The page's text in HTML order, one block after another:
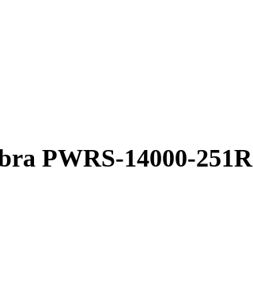
PWRS-14000-251R